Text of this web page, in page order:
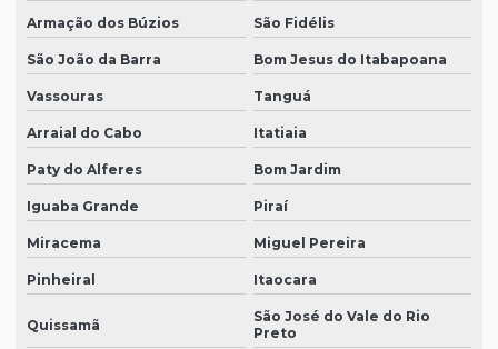
Armação dos Búzios São Fidélis
São João da Barra Bom Jesus do Itabapoana
Vassouras Tanguá
Arraial do Cabo Itatiaia
Paty do Alferes Bom Jardim
Iguaba Grande Piraí
Miracema Miguel Pereira
Pinheiral Itaocara
Quissamã
São José do Vale do Rio
Preto